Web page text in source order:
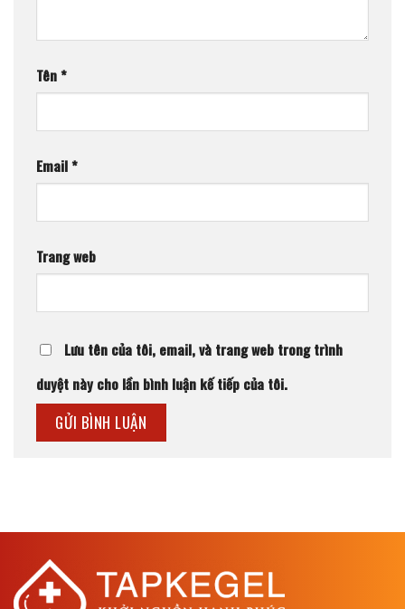
Tên*
Email*
Trang web
Lưu tên của tôi, email, và trang web trong trình
duyệt này cho lần bình luận kế tiếp của tôi.